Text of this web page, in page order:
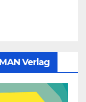
Verlag